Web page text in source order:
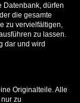
Datenbank, dürfen
die gesamte
zu vervielfältigen,
zu lassen.
dar und wird
Originalteile. Alle
zu